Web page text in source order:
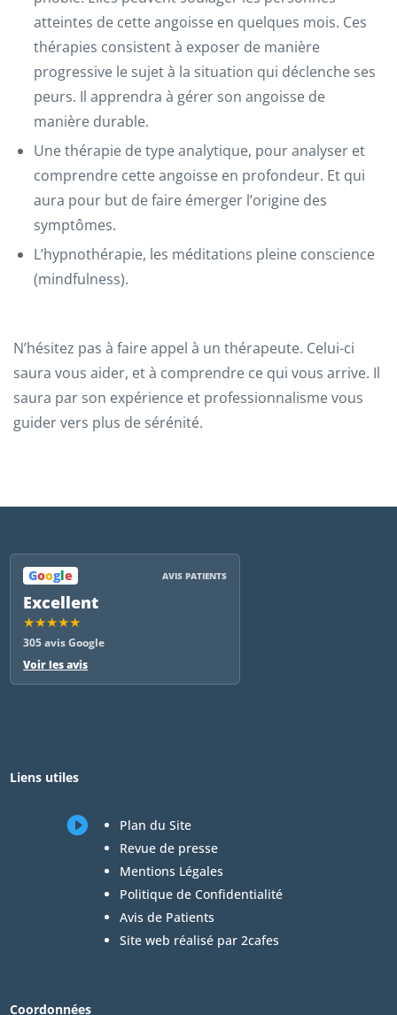
atteintes de cette angoisse en quelques mois. Ces
thérapies consistent à exposer de manière
progressive le sujet à la situation qui déclenche ses
peurs. Il apprendra à gérer son angoisse de
manière durable.
Une thérapie de type analytique, pour analyser et
comprendre cette angoisse en profondeur. Et qui
aura pour but de faire émerger l’origine des
symptômes.
L’hypnothérapie, les méditations pleine conscience
(mindfulness).
N’hésitez pas à faire appel à un thérapeute. Celui-ci
saura vous aider, et à comprendre ce qui vous arrive. Il
saura par son expérience et professionnalisme vous
guider vers plus de sérénité.
Google AVIS PATIENTS
Excellent
★★★★★
305 avis Google
Voir les avis
Liens utiles

Plan du Site
Revue de presse
Mentions Légales
Politique de Confidentialité
Avis de Patients
Site web réalisé par 2cafes
Coordonnées